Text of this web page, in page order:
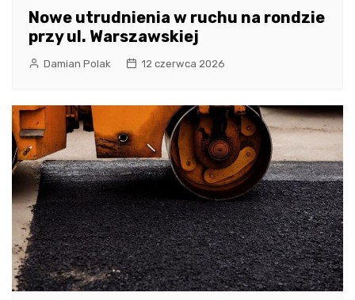
Nowe utrudnienia w ruchu na rondzie
przy ul. Warszawskiej
Damian Polak 12 czerwca 2026